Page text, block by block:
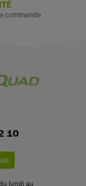
commande
10
lundi au